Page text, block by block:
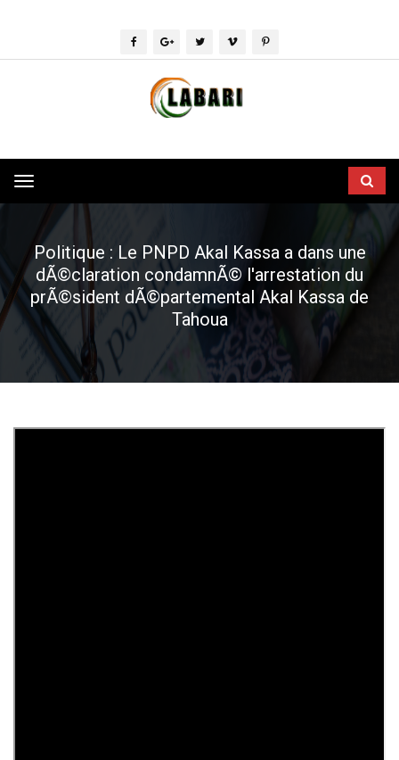
Toggle
navigation
Politique : Le PNPD Akal Kassa a dans une
dÃ©claration condamnÃ© l'arrestation du
prÃ©sident dÃ©partemental Akal Kassa de
Tahoua